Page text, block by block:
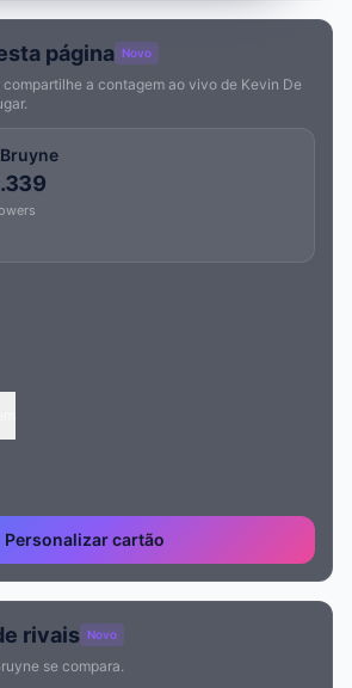
página Novo
a contagem ao vivo de Kevin De
Personalizar cartão
rivais Novo
se compara.